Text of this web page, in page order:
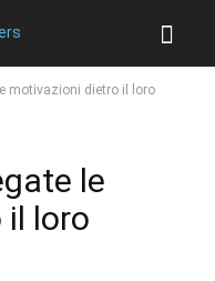
motivazioni dietro il loro
le
loro